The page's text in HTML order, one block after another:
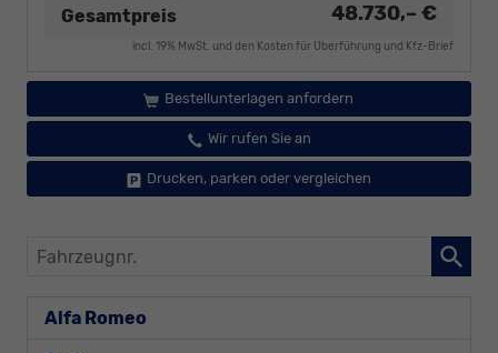
Gesamtpreis 48.730,– €
incl. 19% MwSt. und den Kosten für Überführung und Kfz-Brief
Bestellunterlagen anfordern
Wir rufen Sie an
Drucken, parken oder vergleichen
Fahrzeugnr.
Alfa Romeo